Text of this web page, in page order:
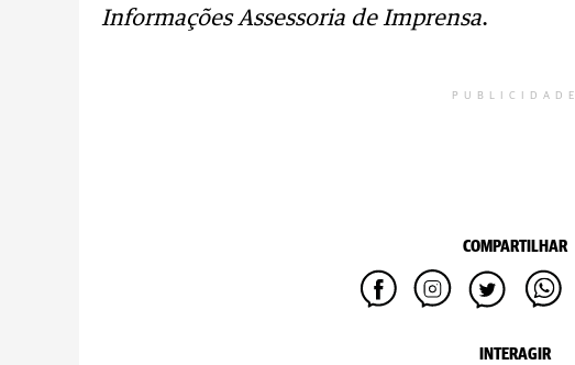
Informações Assessoria de Imprensa.
PUBLICIDADE
COMPARTILHAR
INTERAGIR